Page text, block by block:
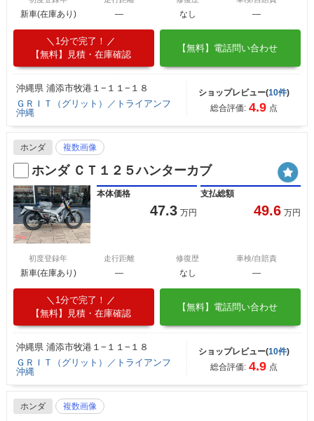
新車(在庫あり) ― なし ―
1分で完了！
【無料】見積・在庫確認
【無料】電話問い合わせ
沖縄県 浦添市牧港１−１１−１８
ＧＲＩＴ（グリット）／トライアンフ
沖縄
ショップレビュー(10件)
総合評価: 4.9 点
ホンダ 複数画像
ホンダ ＣＴ１２５ハンターカブ
本体価格
47.3 万円
支払総額
49.6 万円
初度登録年
新車(在庫あり)
走行距離
―
修復歴
なし
車検/自賠責
―
1分で完了！
【無料】見積・在庫確認
【無料】電話問い合わせ
沖縄県 浦添市牧港１−１１−１８
ＧＲＩＴ（グリット）／トライアンフ
沖縄
ショップレビュー(10件)
総合評価: 4.9 点
ホンダ 複数画像